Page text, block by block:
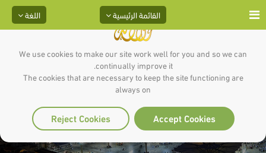
We use cookies to make our site work well for you and so we can
continually improve it.
The cookies that are necessary to keep the site functioning are
always on
Accept Cookies
Reject Cookies
اللغة القائمة الرئيسية
شرابًا طهورًا